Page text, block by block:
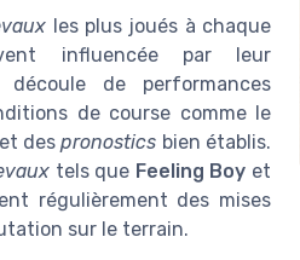
les plus joués à chaque
influencée par leur
découle de performances
de course comme le
despronostics bien établis.
tels que Feeling Boy et
régulièrement des mises
sur le terrain.